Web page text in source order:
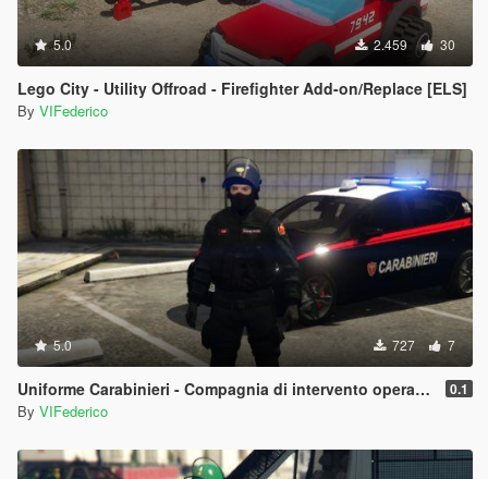
5.0 2.459 30
Lego City - Utility Offroad - Firefighter Add-on/Replace [ELS]
By VIFederico
5.0 727 7
Uniforme Carabinieri - Compagnia di intervento operativo | Antisommossa 0.1
By VIFederico